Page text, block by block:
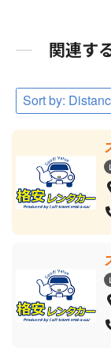
関連す
Sort by: